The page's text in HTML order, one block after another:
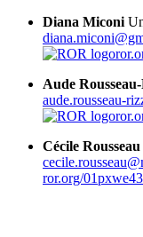
Diana Miconi
Aude
aude.rousseau-
Cécile Rousseau
ror.org/